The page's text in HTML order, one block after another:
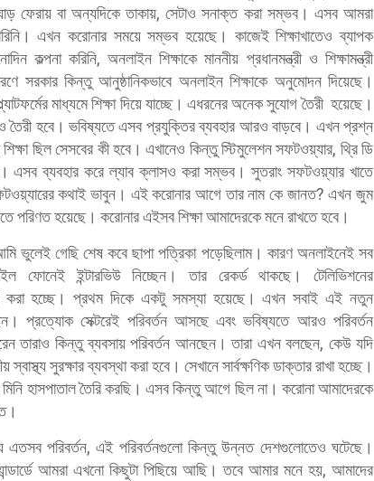
ফেরায় বা অন্যদিকে তাকায়, সেটাও সনাক্ত করা সম্ভব। এসব আমরা
এখন করোনার সময়ে সম্ভব হয়েছে। কাজেই শিক্ষাখাতেও ব্যাপক
কল্পনা করিনি, অনলাইন শিক্ষাকে মাননীয় প্রধানমন্ত্রী ও শিক্ষামন্ত্রী
সরকার কিন্তু আনুষ্ঠানিকভাবে অনলাইন শিক্ষাকে অনুমোদন দিয়েছে।
মাধ্যমে শিক্ষা দিয়ে যাচ্ছে। এধরনের অনেক সুযোগ তৈরী হয়েছে।
হবে। ভবিষ্যতে এসব প্রযুক্তির ব্যবহার আরও বাড়বে। এখন প্রশ্ন
ছিল সেসবের কী হবে। এখানেও কিন্তু স্টিমুলেশন সফটওয়্যার, থ্রি ডি
এসব ব্যবহার করে ল্যাব ক্লাসও করা সম্ভব। সুতরাং সফটওয়্যার খাতে
কথাই ভাবুন। এই করোনার আগে তার নাম কে জানত? এখন জুম
পরিণত হয়েছে। করোনার এইসব শিক্ষা আমাদেরকে মনে রাখতে হবে।
ভুলেই গেছি শেষ কবে ছাপা পত্রিকা পড়েছিলাম। কারণ অনলাইনেই সব
ফোনেই ইন্টারভিউ নিচ্ছেন। তার রেকর্ড থাকছে। টেলিভিশনের
করা হচ্ছে। প্রথম দিকে একটু সমস্যা হয়েছে। এখন সবাই এই নতুন
প্রত্যোক সেক্টরেই পরিবর্তন আসছে এবং ভবিষ্যতে আরও পরিবর্তন
তারাও কিন্তু ব্যবসায় পরিবর্তন আনছেন। তারা এখন বলছেন, কেউ যদি
স্বাস্থ্য সুরক্ষার ব্যবস্থা করা হবে। সেখানে সার্বক্ষণিক ডাক্তার রাখা হচ্ছে।
হাসপাতাল তৈরি করছি। এসব কিন্তু আগে ছিল না। করোনা আমাদেরকে
পরিবর্তন, এই পরিবর্তনগুলো কিন্তু উন্নত দেশগুলোতেও ঘটেছে।
আমরা এখনো কিছুটা পিছিয়ে আছি। তবে আমার মনে হয়, আমাদের